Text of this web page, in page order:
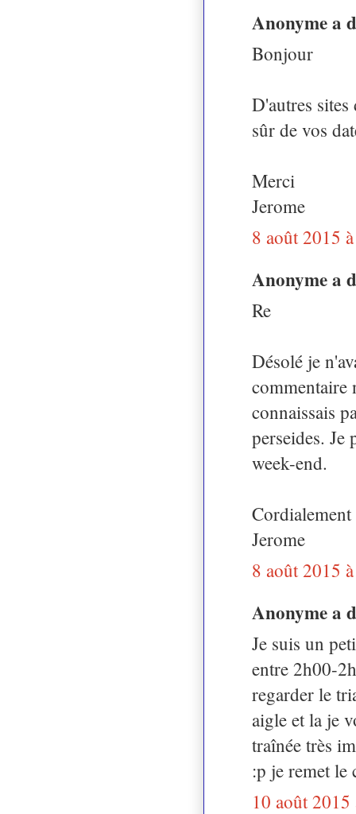
Anonyme a
Bonjour
D'autres
sûr de vos
Merci
Jerome
8 août 2015
Anonyme a
Re
Désolé je
commentaire
connaissais
perseides. Je
week-end.
Cordialement
Jerome
8 août 2015
Anonyme a
Je suis un
entre 2h00-
regarder le
aigle et la je
traînée très
:p je remet le
10 août